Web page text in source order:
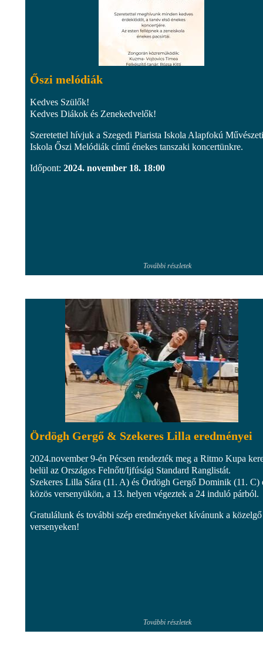
Őszi melódiák
Kedves Szülők!
Kedves Diákok és Zenekedvelők!
Szeretettel hívjuk a Szegedi Piarista Iskola Alapfokú Művészeti
Iskola Őszi Melódiák című énekes tanszaki koncertünkre.
Időpont: 2024. november 18. 18:00
További részletek
Ördögh Gergő & Szekeres Lilla eredményei
2024.november 9-én Pécsen rendezték meg a Ritmo Kupa
belül az Országos Felnőtt/Ijfúsági Standard Ranglistát.
Szekeres Lilla Sára (11. A) és Ördögh Gergő Dominik (11. C)
közös versenyükön, a 13. helyen végeztek a 24 induló párból.
Gratulálunk és további szép eredményeket kívánunk a közelgő
versenyeken!
További részletek